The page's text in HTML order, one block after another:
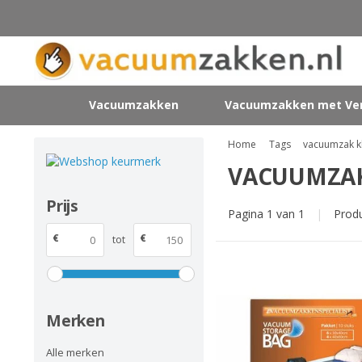
Vacuumzakken Vacuumzakken met
Prijs
€ tot €
Merken
Alle merken
Home Tags vacuumzak
Pagina 1 van 1 |